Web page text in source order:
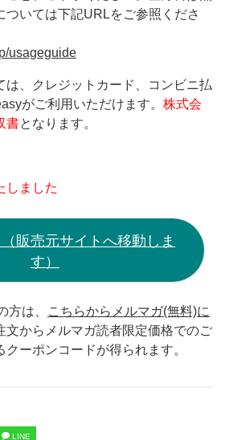
ついては下記URLをご参照くださ
usageguide
は、クレジットカード、コンビニ払
がご利用いただけます。 株式会
書となります。
しました
販売元サイトへ移動しま
す）
方は、
こちらからメルマガ(無料)に
文からメルマガ読者限定価格でのご
ーポンコードが得られます。
LINE